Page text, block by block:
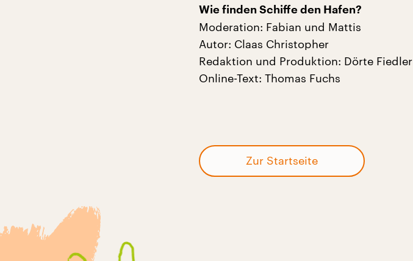
Wie finden Schiffe den Hafen?
Moderation: Fabian und Mattis
Autor: Claas Christopher
Redaktion und Produktion: Dörte Fiedler
Online-Text: Thomas Fuchs
Zur Startseite